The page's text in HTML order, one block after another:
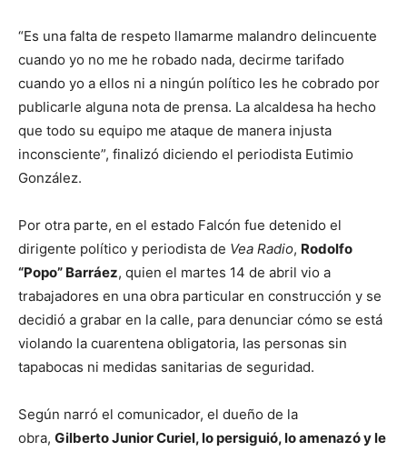
“Es una falta de respeto llamarme malandro delincuente
cuando yo no me he robado nada, decirme tarifado
cuando yo a ellos ni a ningún político les he cobrado por
publicarle alguna nota de prensa. La alcaldesa ha hecho
que todo su equipo me ataque de manera injusta
inconsciente”, finalizó diciendo el periodista Eutimio
González.
Por otra parte, en el estado Falcón fue detenido el
dirigente político y periodista de Vea Radio, Rodolfo
“Popo” Barráez, quien el martes 14 de abril vio a
trabajadores en una obra particular en construcción y se
decidió a grabar en la calle, para denunciar cómo se está
violando la cuarentena obligatoria, las personas sin
tapabocas ni medidas sanitarias de seguridad.
Según narró el comunicador, el dueño de la
obra, Gilberto Junior Curiel, lo persiguió, lo amenazó y le